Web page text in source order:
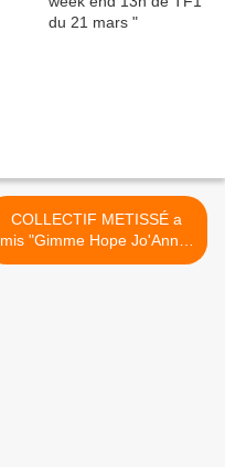
COLLECTIF METISSÉ a
mis "Gimme Hope Jo'Anna"
en images >